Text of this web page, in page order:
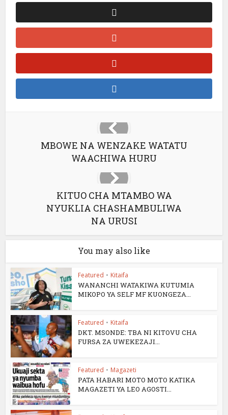
MBOWE NA WENZAKE WATATU
WAACHIWA HURU
KITUO CHA MTAMBO WA
NYUKLIA CHASHAMBULIWA
NA URUSI
You may also like
Featured • Kitaifa
WANANCHI WATAKIWA KUTUMIA
MIKOPO YA SELF MF KUONGEZA...
Featured • Kitaifa
DKT. MSONDE: TBA NI KITOVU CHA
FURSA ZA UWEKEZAJI...
Featured • Magazeti
PATA HABARI MOTO MOTO KATIKA
MAGAZETI YA LEO AGOSTI...